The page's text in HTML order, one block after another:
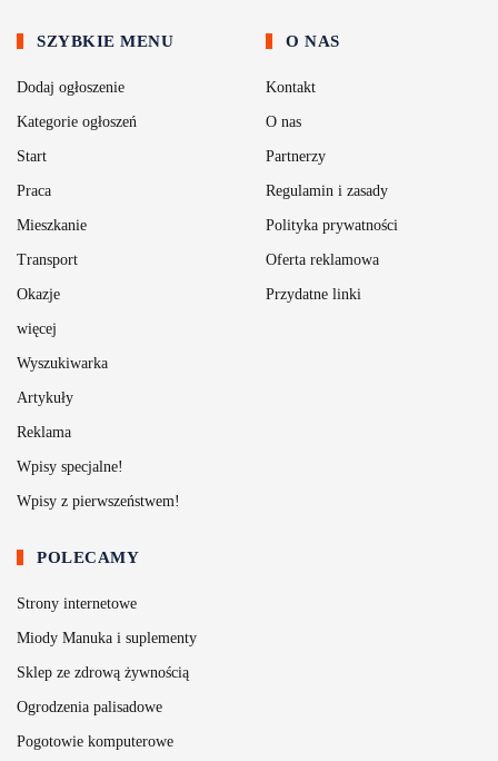
SZYBKIE MENU
Dodaj ogłoszenie
Kategorie ogłoszeń
Start
Praca
Mieszkanie
Transport
Okazje
więcej
Wyszukiwarka
Artykuły
Reklama
Wpisy specjalne!
Wpisy z pierwszeństwem!
O NAS
Kontakt
O nas
Partnerzy
Regulamin i zasady
Polityka prywatności
Oferta reklamowa
Przydatne linki
POLECAMY
Strony internetowe
Miody Manuka i suplementy
Sklep ze zdrową żywnością
Ogrodzenia palisadowe
Pogotowie komputerowe